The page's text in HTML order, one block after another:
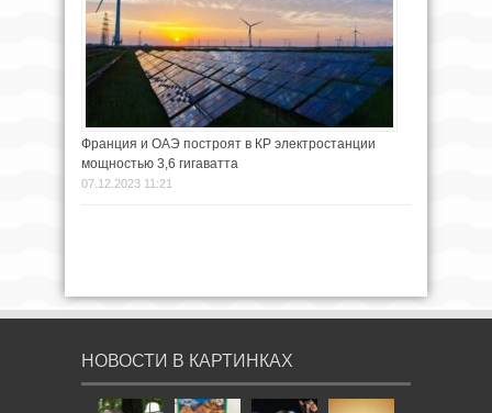
Франция и ОАЭ построят в КР электростанции
мощностью 3,6 гигаватта
07.12.2023 11:21
НОВОСТИ В КАРТИНКАХ